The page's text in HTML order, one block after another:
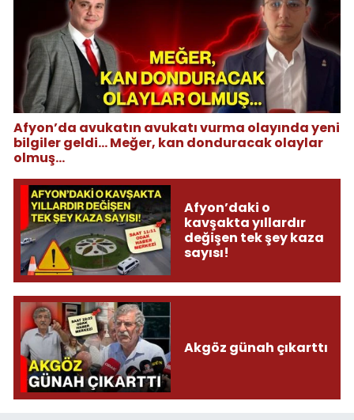
Afyon’da avukatın avukatı vurma olayında yeni
bilgiler geldi... Meğer, kan donduracak olaylar
olmuş...
Afyon’daki o
kavşakta yıllardır
değişen tek şey kaza
sayısı!
Akgöz günah çıkarttı